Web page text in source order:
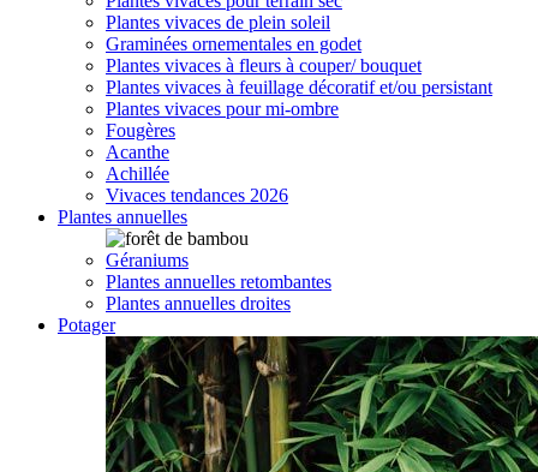
Plantes vivaces de plein soleil
Graminées ornementales en godet
Plantes vivaces à fleurs à couper/ bouquet
Plantes vivaces à feuillage décoratif et/ou persistant
Plantes vivaces pour mi-ombre
Fougères
Acanthe
Achillée
Vivaces tendances 2026
Plantes annuelles
Géraniums
Plantes annuelles retombantes
Plantes annuelles droites
Potager